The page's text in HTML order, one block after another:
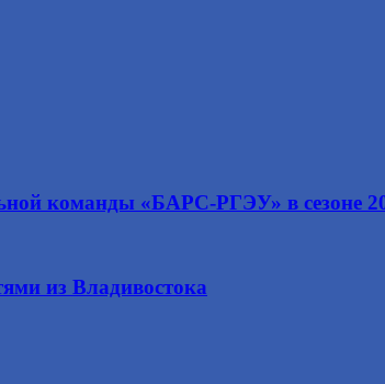
команды «БАРС-РГЭУ» в сезоне
из Владивостока